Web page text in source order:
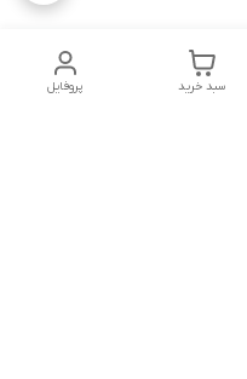
پروفایل سبد خرید